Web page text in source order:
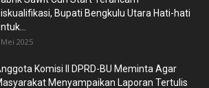
Bupati Bengkulu Utara Hati-hati
2025
Komisi II DPRD-BU Meminta Agar
Menyampaikan Laporan Tertulis